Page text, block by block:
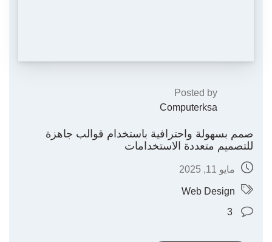
Posted by
Computerksa
صمم بسهولة واحترافية باستخدام قوالب جاهزة
للتصميم متعددة الاستخدامات
مايو 11, 2025
Web Design